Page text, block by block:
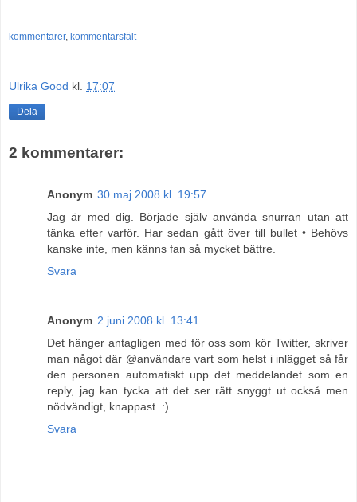
kommentarer, kommentarsfält
Ulrika Good kl. 17:07
Dela
2 kommentarer:
Anonym 30 maj 2008 kl. 19:57
Jag är med dig. Började själv använda snurran utan att
tänka efter varför. Har sedan gått över till bullet • Behövs
kanske inte, men känns fan så mycket bättre.
Svara
Anonym 2 juni 2008 kl. 13:41
Det hänger antagligen med för oss som kör Twitter, skriver
man något där @användare vart som helst i inlägget så får
den personen automatiskt upp det meddelandet som en
reply, jag kan tycka att det ser rätt snyggt ut också men
nödvändigt, knappast. :)
Svara